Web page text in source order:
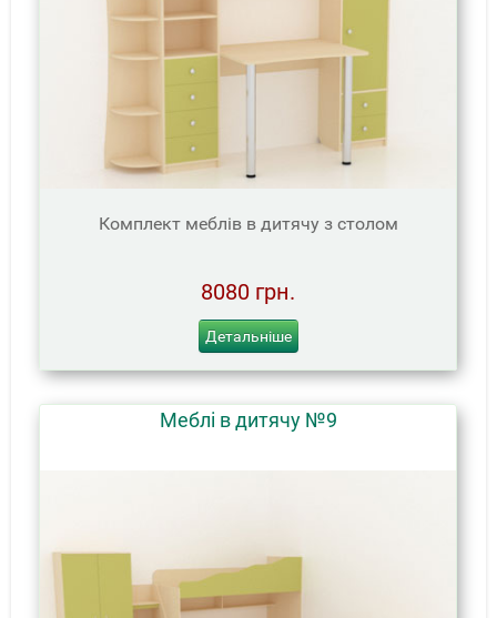
Комплект меблів в дитячу з столом
8080 грн.
Детальніше
Меблі в дитячу №9